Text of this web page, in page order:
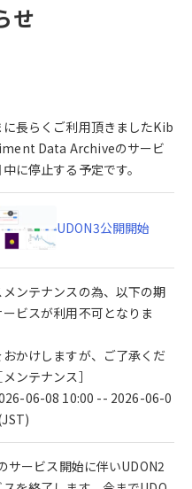
せ
に長らくご利用頂きましたKib
Data Archiveのサービ
に停止する予定です。
UDON3公開開始
ンテナンスの為、以下の期
ビスが利用不可となりま
おかけしますが、ご了承くだ
ンテナンス］
06-08 10:00 -- 2026-06-0
サービス開始に伴いUDON2